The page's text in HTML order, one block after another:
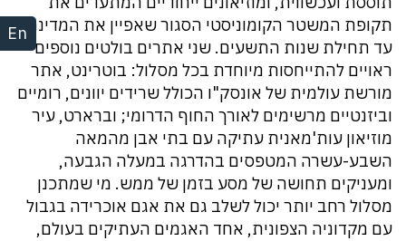
En תקופת המשטר הקומוניסטי הסגור שאפיין את המדינה
עד תחילת שנות התשעים. שני אתרים בולטים נוספים
ראויים להתייחסות מיוחדת בכל מסלול: בוטרינט, אתר
מורשת עולמית של אונסק"ו הכולל שרידים יוונים, רומיים
וביזנטיים מרשימים לאורך החוף הדרומי; וברארט, עיר
מוזיאון עות'מאנית עתיקה עם בתי אבן מהמאה
השבע-עשרה המטפסים בהדרגה במעלה הגבעה,
ומעניקים תחושה של מסע בזמן של ממש. מי שמתכנן
מסלול רחב יותר יכול לשלב גם את אגם אוכרידה בגבול
עם מקדוניה הצפונית, אחד האגמים העתיקים בעולם,